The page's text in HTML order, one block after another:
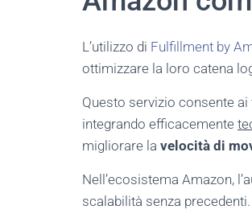
L’utilizzo di Fulfillment by
ottimizzare la loro catena
Questo servizio consente ai
integrando efficacemente
migliorare la velocità di
Nell’ecosistema Amazon,
scalabilità senza precedenti.